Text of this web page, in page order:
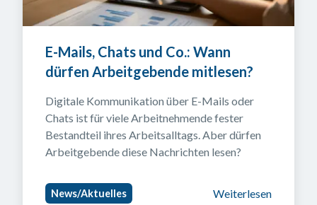
E-Mails, Chats und Co.: Wann
dürfen Arbeitgebende mitlesen?
Digitale Kommunikation über E-Mails oder
Chats ist für viele Arbeitnehmende fester
Bestandteil ihres Arbeitsalltags. Aber dürfen
Arbeitgebende diese Nachrichten lesen?
News/Aktuelles Weiterlesen